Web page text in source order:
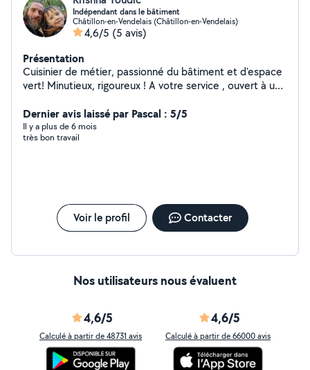
Indépendant dans le bâtiment
Châtillon-en-Vendelais (Châtillon-en-Vendelais)
4,6/5 (5 avis)
Présentation
Cuisinier de métier, passionné du bâtiment et d'espace
vert! Minutieux, rigoureux ! A votre service , ouvert à un
Dernier avis laissé par Pascal : 5/5
Il y a plus de 6 mois
très bon travail
Voir le profil Contacter
Nos utilisateurs nous évaluent
4,6/5
Calculé à partir de 48731 avis
4,6/5
Calculé à partir de 66000 avis